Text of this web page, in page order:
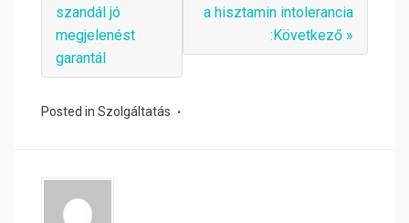
szandál jó
megjelenést
garantál
a hisztamin intolerancia
:Következő »
Posted in Szolgáltatás